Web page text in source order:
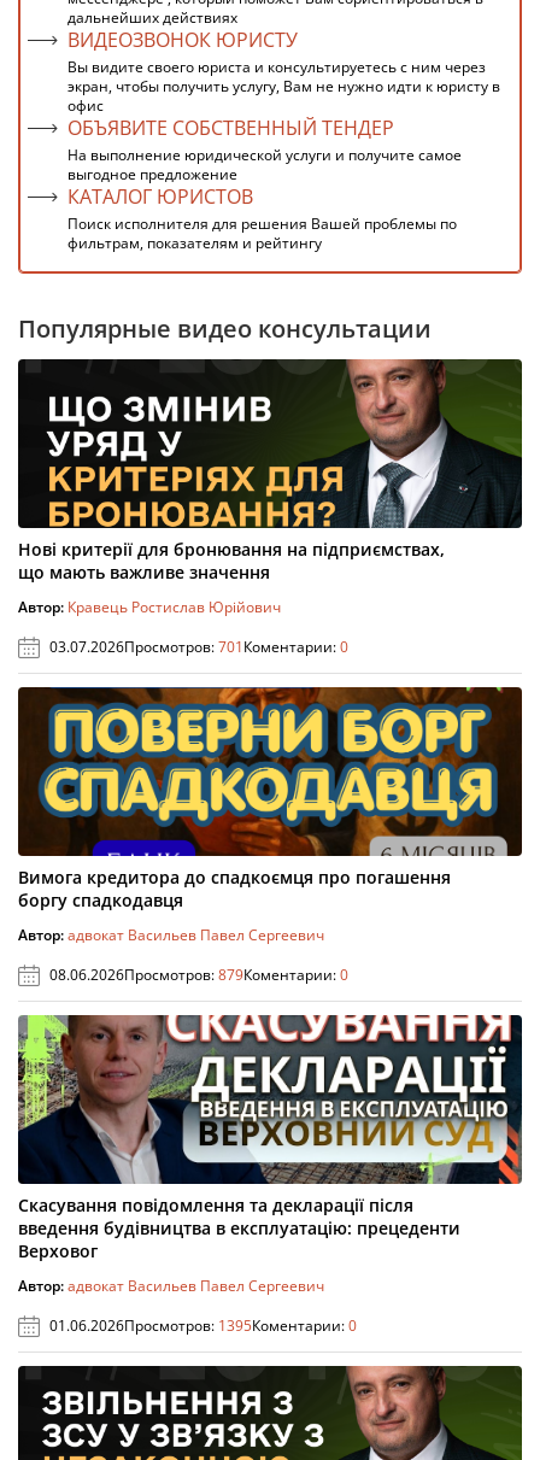
дальнейших действиях
ВИДЕОЗВОНОК ЮРИСТУ
Вы видите своего юриста и консультируетесь с ним через
экран, чтобы получить услугу, Вам не нужно идти к юристу в
офис
ОБЪЯВИТЕ СОБСТВЕННЫЙ ТЕНДЕР
На выполнение юридической услуги и получите самое
выгодное предложение
КАТАЛОГ ЮРИСТОВ
Поиск исполнителя для решения Вашей проблемы по
фильтрам, показателям и рейтингу
Популярные видео консультации
Нові критерії для бронювання на підприємствах,
що мають важливе значення
Автор: Кравець Ростислав Юрійович
03.07.2026Просмотров:701Коментарии:0
Вимога кредитора до спадкоємця про погашення
боргу спадкодавця
Автор:адвокат Васильев Павел Сергеевич
08.06.2026Просмотров:879Коментарии:0
Скасування повідомлення та декларації після
введення будівництва в експлуатацію: прецеденти
Верховог
Автор:адвокат Васильев Павел Сергеевич
01.06.2026Просмотров: 1395Коментарии:0